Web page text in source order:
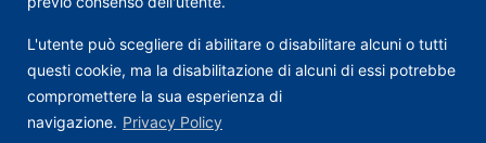
L'utente può scegliere di abilitare o disabilitare alcuni o tutti
questi cookie, ma la disabilitazione di alcuni di essi potrebbe
compromettere la sua esperienza di
navigazione. Privacy Policy